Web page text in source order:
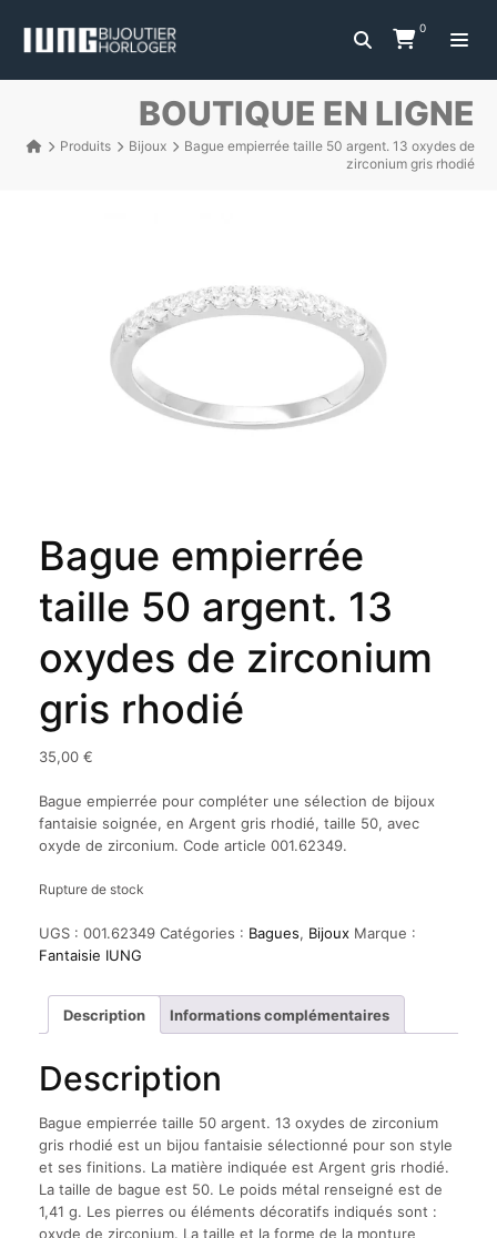
0
BOUTIQUE EN LIGNE
Produits Bijoux
Bague empierrée taille 50 argent. 13 oxydes de
zirconium gris rhodié
Bague empierrée
taille 50 argent. 13
oxydes de zirconium
gris rhodié
35,00 €
Bague empierrée pour compléter une sélection de bijoux
fantaisie soignée, en Argent gris rhodié, taille 50, avec
oxyde de zirconium. Code article 001.62349.
Rupture de stock
UGS : 001.62349 Catégories : Bagues, Bijoux Marque :
Fantaisie IUNG
Description Informations complémentaires
Description
Bague empierrée taille 50 argent. 13 oxydes de zirconium
gris rhodié est un bijou fantaisie sélectionné pour son style
et ses finitions. La matière indiquée est Argent gris rhodié.
La taille de bague est 50. Le poids métal renseigné est de
1,41 g. Les pierres ou éléments décoratifs indiqués sont :
oxyde de zirconium. La taille et la forme de la monture